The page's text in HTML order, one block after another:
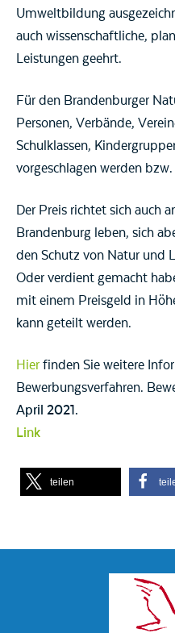
Umweltbildung
auch wissenschaftliche,
Leistungen geehrt.
Für den Brandenburger
Personen, Verbände,
Schulklassen,
vorgeschlagen werden
Der Preis richtet sich auch
Brandenburg leben, sich
den Schutz von Natur und
Oder verdient gemacht
mit einem Preisgeld in
kann geteilt werden.
Hier finden Sie weitere
Bewerbungsverfahren.
April 2021.
Link
teilen